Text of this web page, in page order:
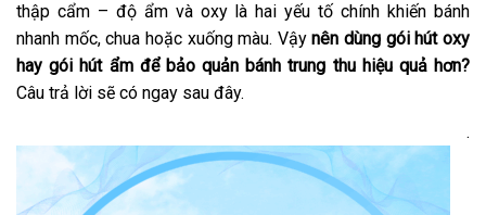
thập cẩm – độ ẩm và oxy là hai yếu tố chính khiến bánh
nhanh mốc, chua hoặc xuống màu. Vậynên dùng gói hút oxy
hay gói hút ẩm để bảo quản bánh trung thu hiệu quả hơn?
Câu trả lời sẽ có ngay sau đây.
.